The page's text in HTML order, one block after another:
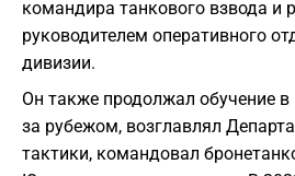
командира танкового взвода и
руководителем оперативного
дивизии.
Он также продолжал обучение
за рубежом, возглавлял
тактики, командовал